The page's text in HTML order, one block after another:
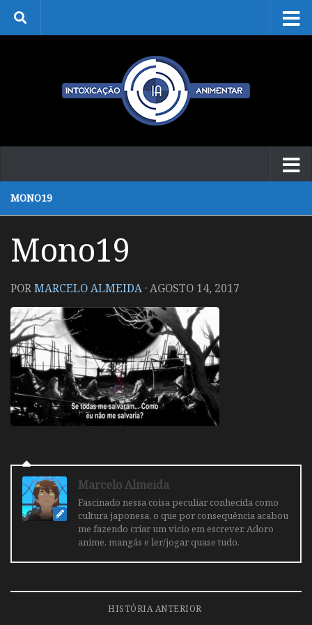
Skip to content
MONO19
Mono19
PORMARCELO ALMEIDA ·AGOSTO 14, 2017
Marcelo Almeida
Fascinado nessa coisa peculiar conhecida como
cultura japonesa, o que por consequência acabou
me fazendo criar um vicio em escrever. Adoro
anime, mangás e ler/jogar quase tudo.
HISTÓRIA ANTERIOR